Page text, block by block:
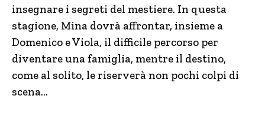
insegnare i segreti del mestiere. In questa
stagione, Mina dovrà affrontar, insieme a
Domenico e Viola, il difficile percorso per
diventare una famiglia, mentre il destino,
come al solito, le riserverà non pochi colpi di
scena…